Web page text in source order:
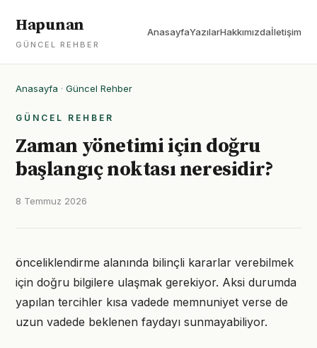
Hapunan
GÜNCEL REHBER
AnasayfaYazılarHakkımızdaİletişim
Anasayfa · Güncel Rehber
GÜNCEL REHBER
Zaman yönetimi için doğru
başlangıç noktası neresidir?
8 Temmuz 2026
önceliklendirme alanında bilinçli kararlar verebilmek
için doğru bilgilere ulaşmak gerekiyor. Aksi durumda
yapılan tercihler kısa vadede memnuniyet verse de
uzun vadede beklenen faydayı sunmayabiliyor.